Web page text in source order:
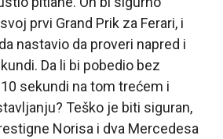
prvi Grand Prik za Ferari, i
nastavio da proveri napred i
Da li bi pobedio bez
sekundi na tom trećem i
Teško je biti siguran,
Norisa i dva Mercedesa